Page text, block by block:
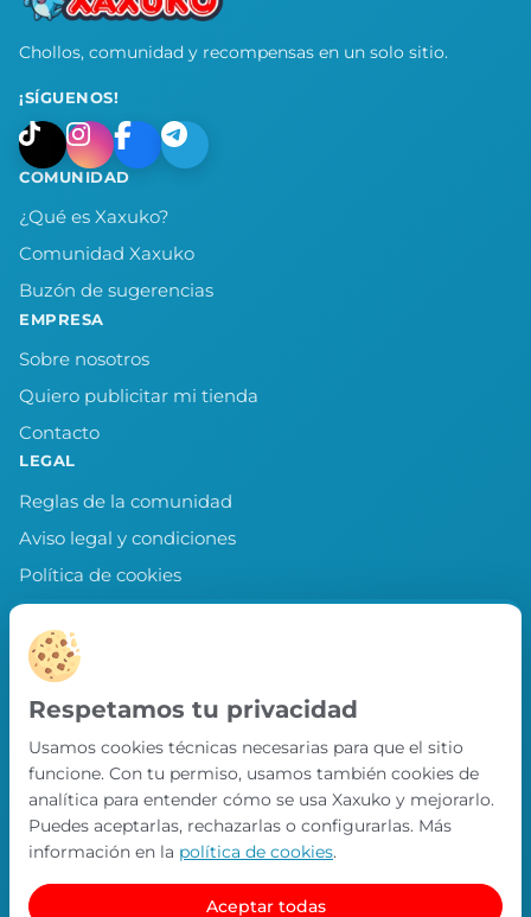
Chollos, comunidad y recompensas en un solo sitio.
¡SÍGUENOS!
COMUNIDAD
¿Qué es Xaxuko?
Comunidad Xaxuko
Buzón de sugerencias
EMPRESA
Sobre nosotros
Quiero publicitar mi tienda
Contacto
LEGAL
Reglas de la comunidad
Aviso legal y condiciones
Política de cookies
Política de privacidad
Preferencias de cookies
LLEVA XAXUKO CONTIGO
Chollos, misiones y recompensas desde
nuestra APP.
PRÓXIMAMENTE EN
App Store
Respetamos tu privacidad
Usamos cookies técnicas necesarias para que el sitio
funcione. Con tu permiso, usamos también cookies de
analítica para entender cómo se usa Xaxuko y mejorarlo.
Puedes aceptarlas, rechazarlas o configurarlas. Más
información en la política de cookies.
Aceptar todas